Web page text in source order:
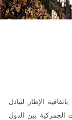
الإطار لتبادل
الجمركية بين الدول